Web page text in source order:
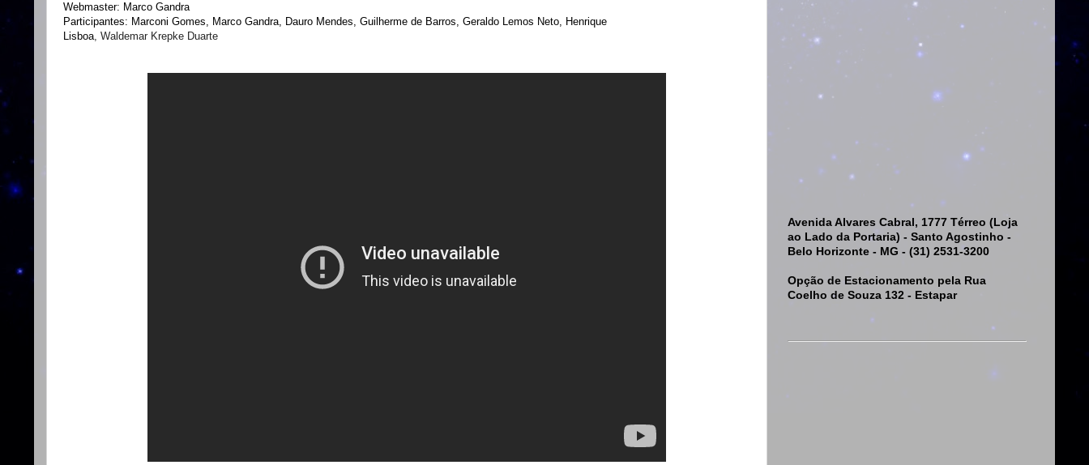
Webmaster: Marco Gandra
Participantes: Marconi Gomes, Marco Gandra, Dauro Mendes, Guilherme de Barros, Geraldo Lemos Neto, Henrique
Lisboa, Waldemar Krepke Duarte
Avenida Alvares Cabral, 1777 Térreo (Loja
ao Lado da Portaria) - Santo Agostinho -
Belo Horizonte - MG - (31) 2531-3200
Opção de Estacionamento pela Rua
Coelho de Souza 132 - Estapar